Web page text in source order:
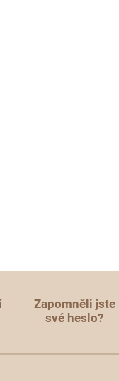
Zapomněli jste
své heslo?